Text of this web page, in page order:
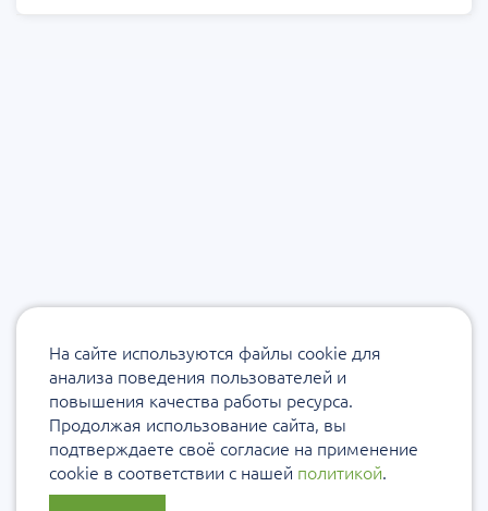
На сайте используются файлы cookie для
анализа поведения пользователей и
повышения качества работы ресурса.
Продолжая использование сайта, вы
подтверждаете своё согласие на применение
cookie в соответствии с нашей политикой.